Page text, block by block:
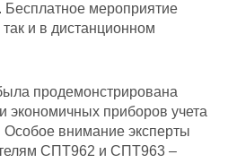
Бесплатное мероприятие
и в дистанционном
продемонстрирована
экономичных приборов учета
внимание эксперты
СПТ962 и СПТ963 –